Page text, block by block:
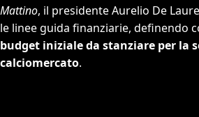
Mattino, il presidente Aurelio De
le linee guida finanziarie, definendo
budget iniziale da stanziare per la
calciomercato.